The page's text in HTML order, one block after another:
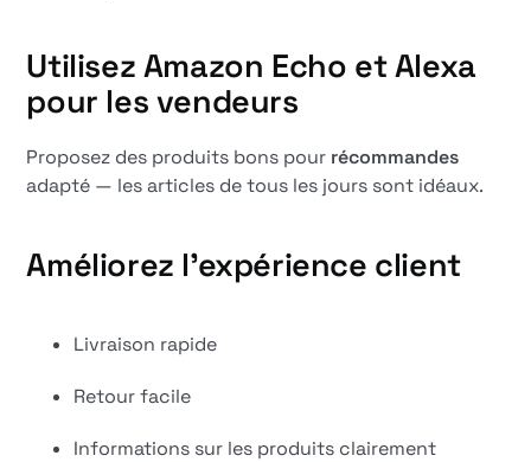
Utilisez Amazon Echo et Alexa
pour les vendeurs
Proposez des produits bons pour récommandes
adapté — les articles de tous les jours sont idéaux.
Améliorez l'expérience client
Livraison rapide
Retour facile
Informations sur les produits clairement